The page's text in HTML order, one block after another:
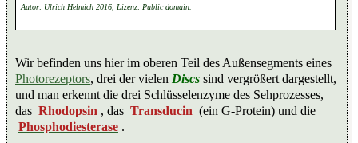
Autor: Ulrich Helmich 2016, Lizenz: Public domain.
Wir befinden uns hier im oberen Teil des Außensegments eines
Photorezeptors, drei der vielen Discs sind vergrößert dargestellt,
und man erkennt die drei Schlüsselenzyme des Sehprozesses,
das Rhodopsin , das Transducin (ein G-Protein) und die
Phosphodiesterase .